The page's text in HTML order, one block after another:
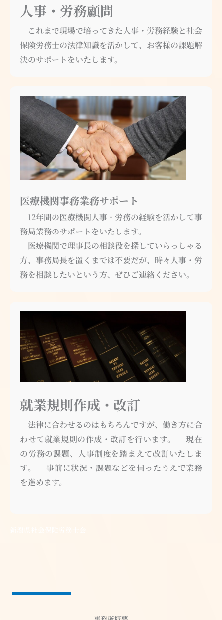
人事・労務顧問
これまで現場で培ってきた人事・労務経験と社会
保険労務士の法律知識を活かして、お客様の課題解
決のサポートをいたします。
医療機関事務業務サポート
12年間の医療機関人事・労務の経験を活かして事
務局業務のサポートをいたします。
医療機関で理事長の相談役を探していらっしゃる
方、事務局長を置くまでは不要だが、時々人事・労
務を相談したいという方、ぜひご連絡ください。
就業規則作成・改訂
法律に合わせるのはもちろんですが、働き方に合
わせて就業規則の作成・改訂を行います。 現在
の労務の課題、人事制度を踏まえて改訂いたしま
す。 事前に状況・課題などを伺ったうえで業務
を進めます。